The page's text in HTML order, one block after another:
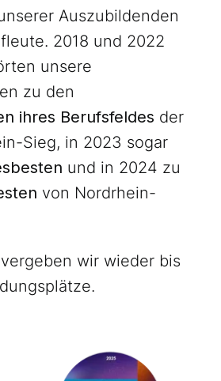
Auszubildenden
2018 und 2022
unsere
zu den
ihres Berufsfeldes der
Sieg, in 2023 sogar
und in 2024 zu
von Nordrhein-
wir wieder bis